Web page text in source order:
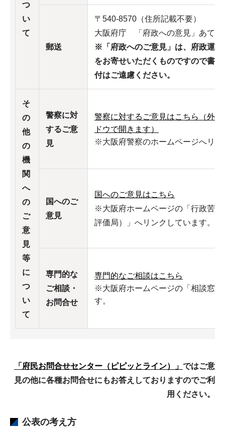
つ
い
て
郵送
〒540-8570（住所記載不要）
大阪府庁 「府政への意見」あて
※「府政へのご意見」は、府政運
をお寄せいただくものですので書
付はご遠慮ください。
そ
の
他
の
機
関
へ
の
ご
意
見
等
に
つ
い
て
警察に対
するご意
見
警察に対するご意見はこちら（外
ドウで開きます）
※大阪府警察のホームページへリン
国へのご
意見
国へのご意見はこちら
※大阪府ホームページの「行政苦
評価局）」へリンクしています。
専門的な
ご相談・
お問合せ
専門的なご相談はこちら
※大阪府ホームページの「相談窓
す。
「府民お問合せセンター（ピピッとライン）」 ではご意
見の他に各種お問合せにもお答えしておりますのでご利
用ください。
公表の考え方